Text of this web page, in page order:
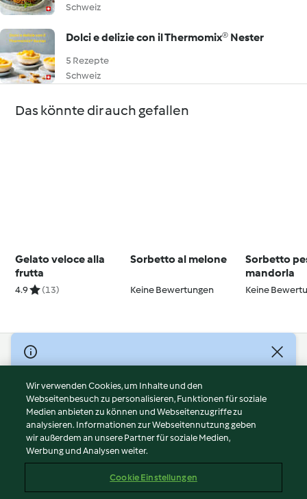
Schweiz
Dolci e delizie con il Thermomix® Nester
5 Rezepte
Schweiz
Das könnte dir auch gefallen
Gelato veloce alla
frutta
4.9 (13)
Sorbetto al melone
Keine Bewertungen
Sorbetto
mandorla
Keine
© Copyright 2026
Nutzungsbedingungen
Datenschutzrichtlinien
Disclaimer
Impressum
Cookies
Abo kündigen
Wir verwenden Cookies, um Inhalte und den
Webseitenbesuch zu personalisieren, Funktionen für soziale
Medien anbieten zu können und Webseitenzugriffe zu
analysieren. Informationen zur Webseitennutzung geben
wir außerdem an unsere Partner für soziale Medien,
Werbung und Analysen weiter.
Cookie Einstellungen